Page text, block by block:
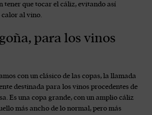
tener que tocar el cáliz, evitando así
al vino.
para los vinos
con un clásico de las copas, la llamada
destinada para los vinos procedentes de
Es una copa grande, con un amplio cáliz
más ancho de lo normal, pero más